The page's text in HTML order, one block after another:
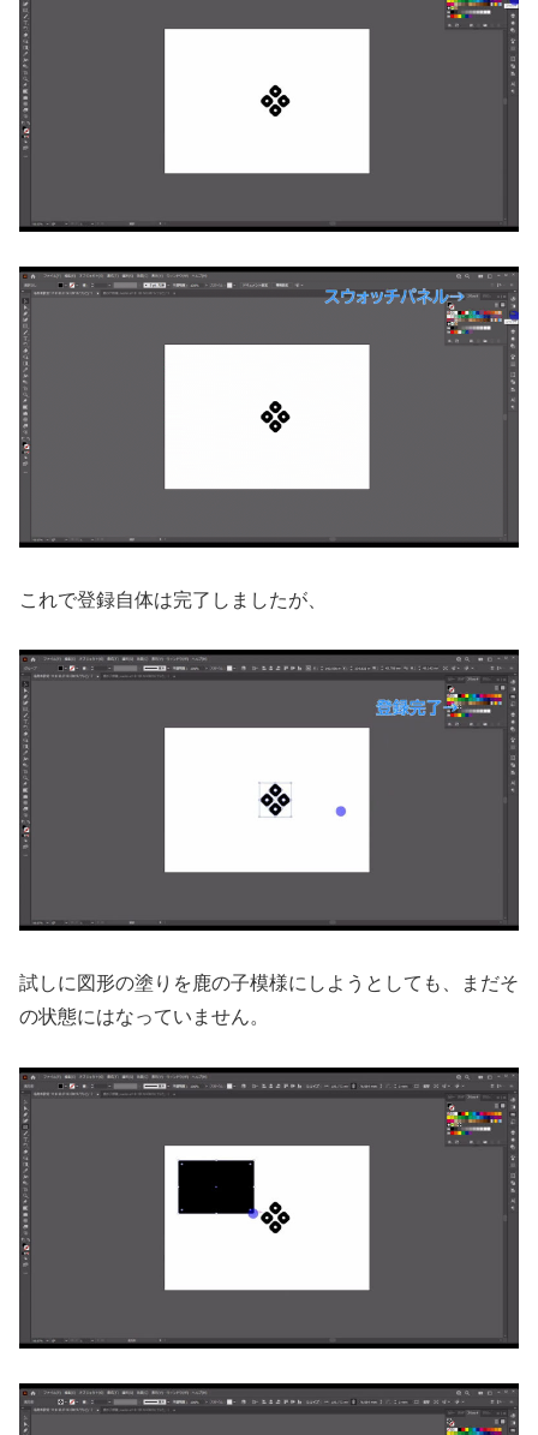
これで登録自体は完了しましたが、
試しに図形の塗りを鹿の子模様にしようとしても、まだそ
の状態にはなっていません。